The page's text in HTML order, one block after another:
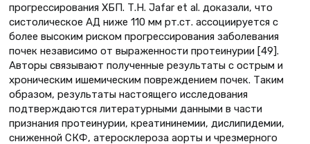
прогрессирования ХБП. Т.Н. Jafar et al. доказали, что
систолическое АД ниже 110 мм рт.ст. ассоциируется с
более высоким риском прогрессирования заболевания
почек независимо от выраженности протеинурии [49].
Авторы связывают полученные результаты с острым и
хроническим ишемическим повреждением почек. Таким
образом, результаты настоящего исследования
подтверждаются литературными данными в части
признания протеинурии, креатининемии, дислипидемии,
сниженной СКФ, атеросклероза аорты и чрезмерного